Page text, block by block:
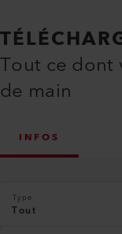
Tout ce dont
de main
INFOS
Type
Tout